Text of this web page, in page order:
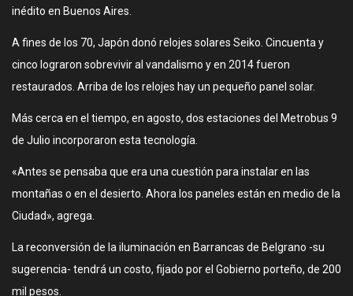
inédito en Buenos Aires.
A fines de los 70, Japón donó relojes solares Seiko. Cincuenta y
cinco lograron sobrevivir al vandalismo y en 2014 fueron
restaurados. Arriba de los relojes hay un pequeño panel solar.
Más cerca en el tiempo, en agosto, dos estaciones del Metrobus 9
de Julio incorporaron esta tecnología.
«Antes se pensaba que era una cuestión para instalar en las
montañas o en el desierto. Ahora los paneles están en medio de la
Ciudad», agrega.
La reconversión de la iluminación en Barrancas de Belgrano -su
sugerencia- tendrá un costo, fijado por el Gobierno porteño, de 200
mil pesos.